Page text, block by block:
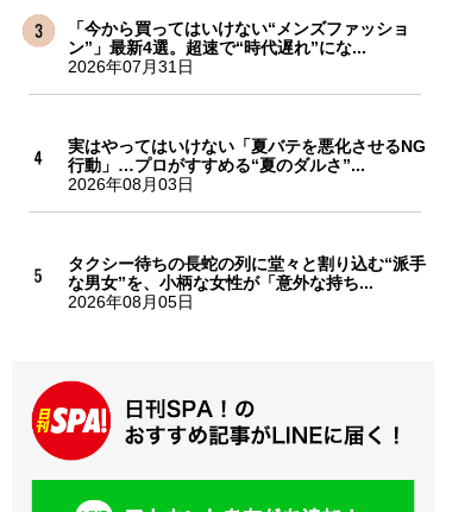
「今から買ってはいけない“メンズファッショ
ン”」最新4選。超速で“時代遅れ”にな...
2026年07月31日
実はやってはいけない「夏バテを悪化させるNG
行動」…プロがすすめる“夏のダルさ”...
2026年08月03日
タクシー待ちの長蛇の列に堂々と割り込む“派手
な男女”を、小柄な女性が「意外な持ち...
2026年08月05日